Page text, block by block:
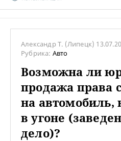
Александр Т. (Липецк)
Рубрика: Авто
Возможна ли
продажа права
на автомобиль,
в угоне
дело)?